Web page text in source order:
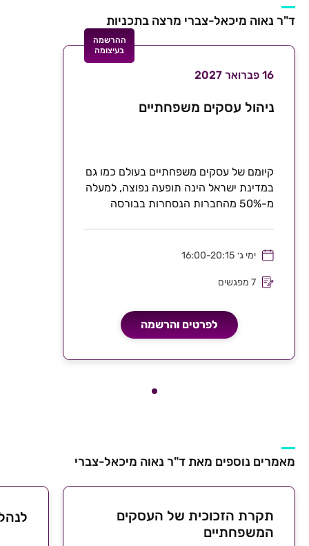
ד"ר נאוה מיכאל-צברי מרצה בתכניות
ההרשמה
בעיצומה
16 פברואר 2027
ניהול עסקים משפחתיים
קיומם של עסקים משפחתיים בעולם כמו גם
במדינת ישראל הינה תופעה נפוצה, למעלה
מ-50% מהחברות הנסחרות בבורסה
ימי ג׳ 16:00-20:15
7 מפגשים
לפרטים והרשמה
מאמרים נוספים מאת ד"ר נאוה מיכאל-צברי
תקרת הזכוכית של העסקים
המשפחתיים